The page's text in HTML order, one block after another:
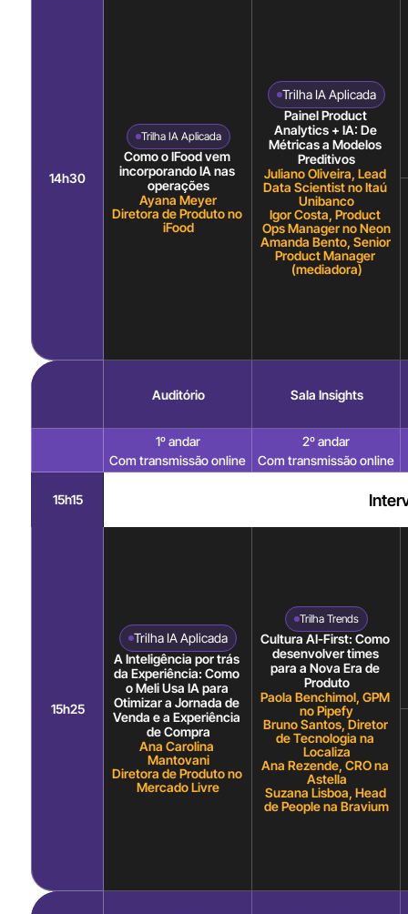
14h30
Trilha IA Aplicada
Como o IFood vem
incorporando IA nas
operações
Ayana Meyer
Diretora de Produto no
iFood
Trilha IA Aplicada
Painel Product
Analytics + IA: De
Métricas a Modelos
Preditivos
Juliano Oliveira, Lead
Data Scientist no Itaú
Unibanco
Igor Costa, Product
Ops Manager no Neon
Amanda Bento, Senior
Product Manager
(mediadora)
1º andar
Com transmissão online
2º andar
Com transmissão online
Auditório Sala Insights
15h15
15h25
Trilha IA Aplicada
A Inteligência por trás
da Experiência: Como
o Meli Usa IA para
Otimizar a Jornada de
Venda e a Experiência
de Compra
Ana Carolina
Mantovani
Diretora de Produto no
Mercado Livre
Trilha Trends
Cultura AI-First: Como
desenvolver times
para a Nova Era de
Produto
Paola Benchimol, GPM
no Pipefy
Bruno Santos, Diretor
de Tecnologia na
Localiza
Ana Rezende, CRO na
Astella
Suzana Lisboa, Head
de People na Bravium